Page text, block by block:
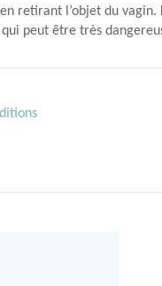
retirant l’objet du
peut être très